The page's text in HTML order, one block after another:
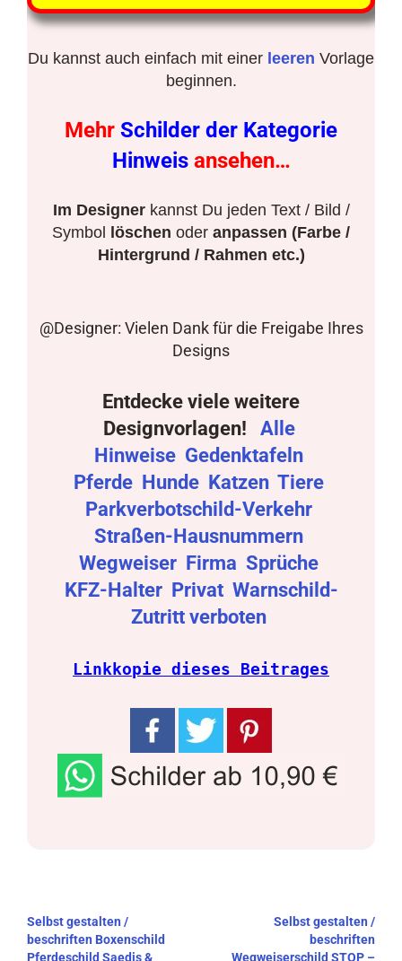
Du kannst auch einfach mit einer leeren Vorlage
beginnen.
Mehr Schilder der Kategorie
Hinweis ansehen…
Im Designerkannst Du jeden Text / Bild /
Symbol
löschen oder anpassen (Farbe /
Hintergrund / Rahmen etc.)
@Designer: Vielen Dank für die Freigabe Ihres
Designs
Entdecke viele weitere
Designvorlagen!
Alle
Hinweise Gedenktafeln
Pferde Hunde Katzen Tiere
Parkverbotschild-Verkehr
Straßen-Hausnummern
Wegweiser Firma Sprüche
KFZ-Halter Privat Warnschild-
Zutritt verboten
Linkkopie dieses Beitrages
Beitragsnavigation
Selbst gestalten /
beschriften Boxenschild
Pferdeschild Saedis &
Selbst gestalten /
beschriften
Wegweiserschild STOP –